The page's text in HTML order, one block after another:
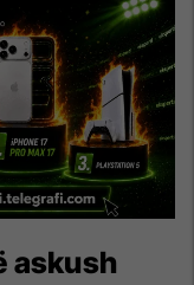
askush